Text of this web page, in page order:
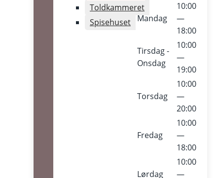
Toldkammeret
Spisehuset
Mandag
10:00
—
18:00
Tirsdag -
Onsdag
10:00
—
19:00
Torsdag
10:00
—
20:00
Fredag
10:00
—
18:00
Lørdag
10:00
—